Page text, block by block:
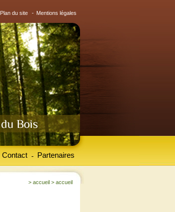
Plan du site - Mentions légales
Contact Partenaires
-
> accueil > accueil